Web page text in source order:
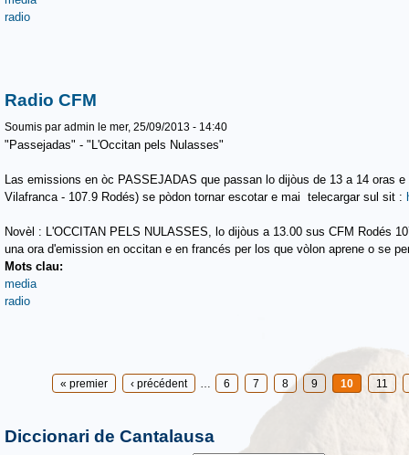
radio
Radio CFM
Soumis par admin le mer, 25/09/2013 - 14:40
"Passejadas" - "L'Occitan pels Nulasses"
Las emissions en òc PASSEJADAS que passan lo dijòus de 13 a 14 oras
Vilafranca - 107.9 Rodés) se pòdon tornar escotar e mai telecargar sul sit :
Novèl : L'OCCITAN PELS NULASSES, lo dijòus a 13.00 sus CFM Rodés
una ora d'emission en occitan e en francés per los que vòlon aprene o se
Mots clau:
media
radio
Pages « premier ‹ précédent 6 7 8 9 10 11
Diccionari de Cantalausa